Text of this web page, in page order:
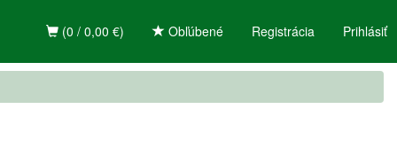
Registrácia Prihlásiť
(0 / 0,00 €) Obľúbené